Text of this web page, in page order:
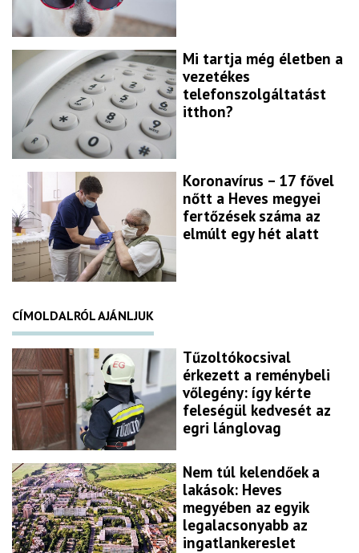
Mi tartja még életben a
vezetékes
telefonszolgáltatást
itthon?
Koronavírus – 17 fővel
nőtt a Heves megyei
fertőzések száma az
elmúlt egy hét alatt
CÍMOLDALRÓL AJÁNLJUK
Tűzoltókocsival
érkezett a reménybeli
vőlegény: így kérte
feleségül kedvesét az
egri lánglovag
Nem túl kelendőek a
lakások: Heves
megyében az egyik
legalacsonyabb az
ingatlankereslet